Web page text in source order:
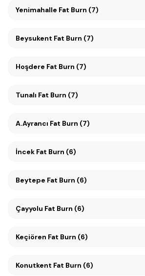
Yenimahalle Fat Burn (7)
Beysukent Fat Burn (7)
Hoşdere Fat Burn (7)
Tunalı Fat Burn (7)
A.Ayrancı Fat Burn (7)
İncek Fat Burn (6)
Beytepe Fat Burn (6)
Çayyolu Fat Burn (6)
Keçiören Fat Burn (6)
Konutkent Fat Burn (6)